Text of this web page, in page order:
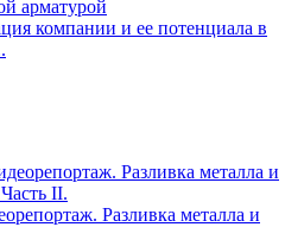
компании и ее потенциала в
Разливка металла и